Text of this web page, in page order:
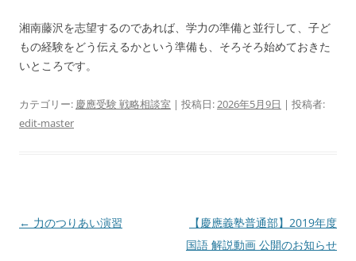
湘南藤沢を志望するのであれば、学力の準備と並行して、子ど
もの経験をどう伝えるかという準備も、そろそろ始めておきた
いところです。
カテゴリー: 慶應受験 戦略相談室 | 投稿日:2026年5月9日 | 投稿者:
edit-master
投
← 力のつりあい演習
【慶應義塾普通部】2019年度
国語 解説動画 公開のお知らせ